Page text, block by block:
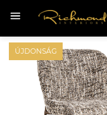
ÚJDONSÁG